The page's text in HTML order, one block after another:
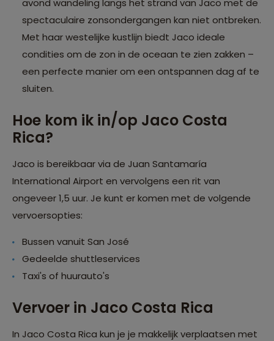
avond wandeling langs het strand van Jaco met de
spectaculaire zonsondergangen kan niet ontbreken.
Met haar westelijke kustlijn biedt Jaco ideale
condities om de zon in de oceaan te zien zakken –
een perfecte manier om een ontspannen dag af te
sluiten.
Hoe kom ik in/op Jaco Costa
Rica?
Jaco is bereikbaar via de Juan Santamaría
International Airport en vervolgens een rit van
ongeveer 1,5 uur. Je kunt er komen met de volgende
vervoersopties:
Bussen vanuit San José
Gedeelde shuttleservices
Taxi's of huurauto's
Vervoer in Jaco Costa Rica
In Jaco Costa Rica kun je je makkelijk verplaatsen met